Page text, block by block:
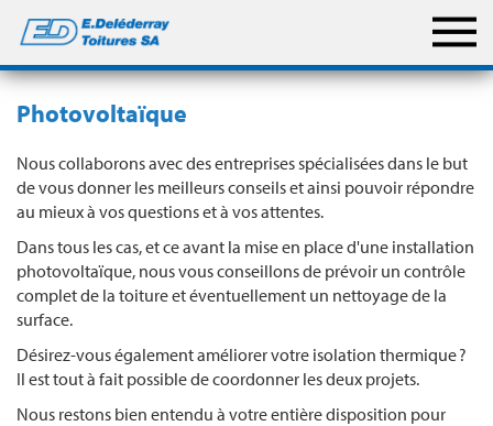
Photovoltaïque
Nous collaborons avec des entreprises spécialisées dans le but
de vous donner les meilleurs conseils et ainsi pouvoir répondre
au mieux à vos questions et à vos attentes.
Dans tous les cas, et ce avant la mise en place d'une installation
photovoltaïque, nous vous conseillons de prévoir un contrôle
complet de la toiture et éventuellement un nettoyage de la
surface.
Désirez-vous également améliorer votre isolation thermique ?
Il est tout à fait possible de coordonner les deux projets.
Nous restons bien entendu à votre entière disposition pour